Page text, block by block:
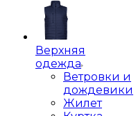
Верхняя
одежда
Ветровки и
дождевики
Жилет